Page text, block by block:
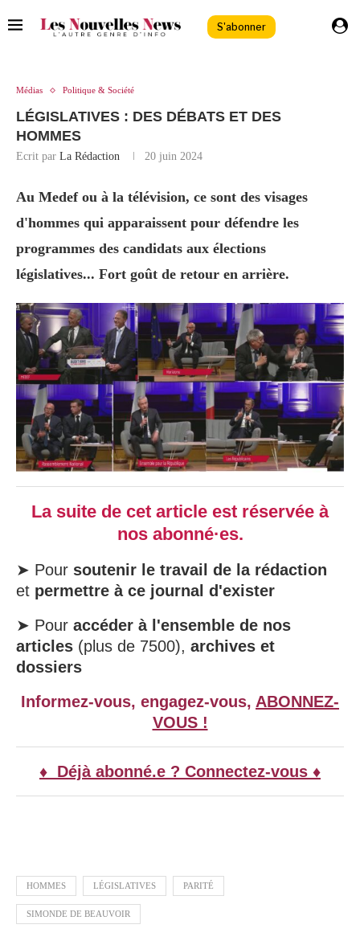
S'abonner
Médias Politique & Société
LÉGISLATIVES : DES DÉBATS ET DES
HOMMES
Ecrit par La Rédaction 20 juin 2024
Au Medef ou à la télévision, ce sont des visages
d'hommes qui apparaissent pour défendre les
programmes des candidats aux élections
législatives... Fort goût de retour en arrière.
La suite de cet article est réservée à
nos abonné·es.
➤ Pour soutenir le travail de la rédaction
et permettre à ce journal d'exister
➤ Pour accéder à l'ensemble de nos
articles (plus de 7500), archives et
dossiers
Informez-vous, engagez-vous, ABONNEZ-
VOUS !
♦ Déjà abonné.e ? Connectez-vous ♦
HOMMES LÉGISLATIVES PARITÉ
SIMONDE DE BEAUVOIR